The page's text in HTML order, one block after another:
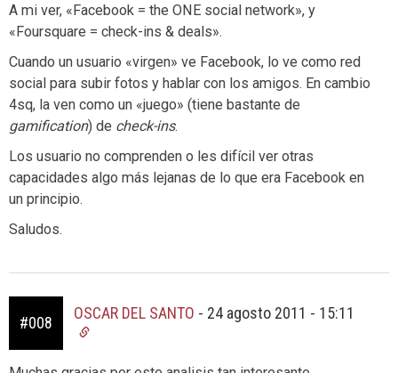
A mi ver, «Facebook = the ONE social network», y
«Foursquare = check-ins & deals».
Cuando un usuario «virgen» ve Facebook, lo ve como red
social para subir fotos y hablar con los amigos. En cambio
4sq, la ven como un «juego» (tiene bastante de
gamification) de check-ins.
Los usuario no comprenden o les difícil ver otras
capacidades algo más lejanas de lo que era Facebook en
un principio.
Saludos.
#008
OSCAR DEL SANTO - 24 agosto 2011 - 15:11